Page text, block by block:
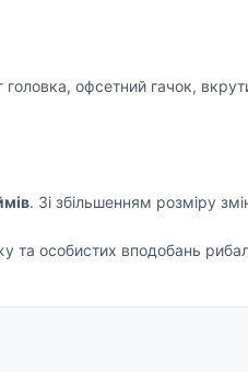
офсетний гачок,
. Зі збільшенням розміру
та особистих вподобань